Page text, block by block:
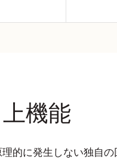
機能
的に発生しない独自の